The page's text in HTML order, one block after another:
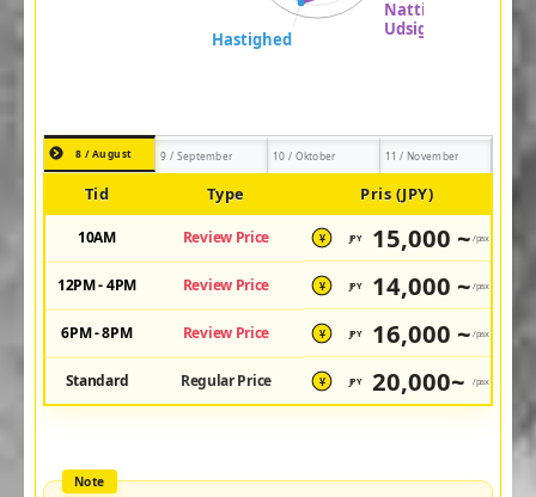
8 / August 9 / September 10 / Oktober 11 / November
Tid Type Pris (JPY)
10AM Review Price ¥ JPY 15,000 ~ /pax
12PM - 4PM Review Price ¥ JPY 14,000 ~ /pax
6PM - 8PM Review Price ¥ JPY 16,000 ~ /pax
Standard Regular Price ¥ JPY 20,000~ /pax